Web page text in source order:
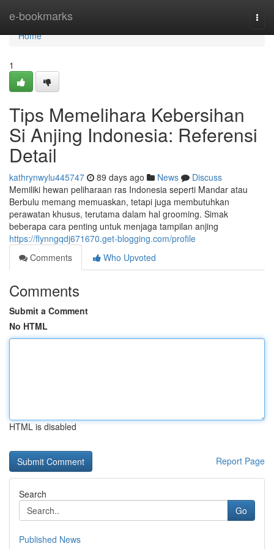
e-bookmarks
Home
Home
1
Tips Memelihara Kebersihan
Si Anjing Indonesia: Referensi
Detail
kathrynwylu445747 89 days ago News
Discuss
Memiliki hewan peliharaan ras Indonesia seperti Mandar atau
Berbulu memang memuaskan, tetapi juga membutuhkan
perawatan khusus, terutama dalam hal grooming. Simak
beberapa cara penting untuk menjaga tampilan anjing
https://flynngqdj671670.get-blogging.com/profile
Comments
Who Upvoted
Comments
Submit a Comment
No HTML
HTML is disabled
Report Page
Search
Go
Published News